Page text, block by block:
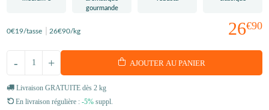
26€90
0€19/tasse 26€90/kg
+
- AJOUTER AU PANIER
Livraison GRATUITE dès 2 kg
En livraison régulière : -5% suppl.